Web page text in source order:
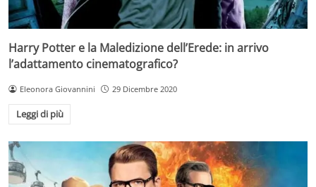
Harry Potter e la Maledizione dell’Erede: in arrivo
l’adattamento cinematografico?
Eleonora Giovannini 29 Dicembre 2020
Leggi di più